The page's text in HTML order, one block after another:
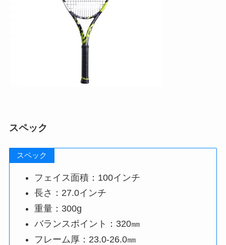
スペック
スペック
フェイス面積：100インチ
長さ：27.0インチ
重量：300g
バランスポイント：320㎜
フレーム厚：23.0-26.0㎜